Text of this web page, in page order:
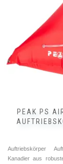
PEAK PS
Auftriebskörper
Kanadier aus